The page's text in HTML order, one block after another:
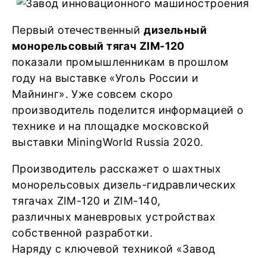
Первый отечественныйдизельный
монорельсовый тягач ZIM-120
показали промышленникам в прошлом
году на выставке «Уголь России и
Майнинг». Уже совсем скоро
производитель поделится информацией о
технике и на площадке московской
выставки MiningWorld Russia 2020.
Производитель расскажет о шахтных
монорельсовых дизель-гидравлических
тягачах ZIM-120 и ZIM-140,
различных маневровых устройствах
собственной разработки.
Наряду с ключевой техникой «Завод